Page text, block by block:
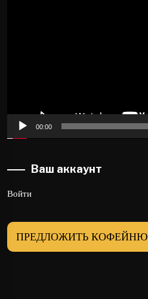
00:00
Ваш аккаунт
Войти
ПРЕДЛОЖИТЬ КОФЕЙНЮ